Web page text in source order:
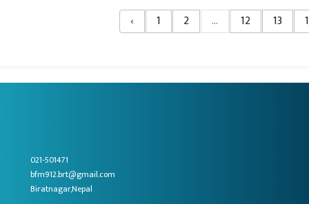
‹ 1 2 ... 12 13
021-501471
bfm912.brt@gmail.com
Biratnagar,Nepal